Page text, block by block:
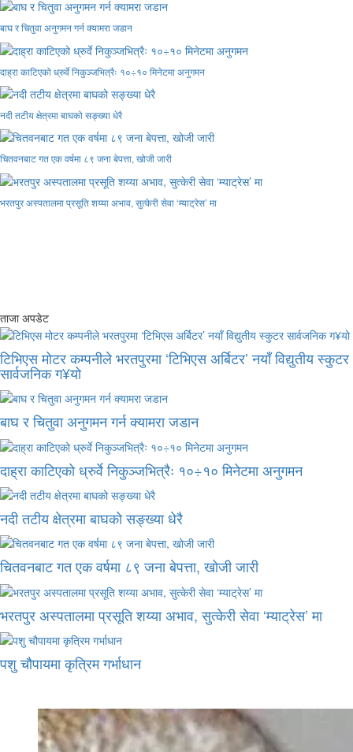
बाघ र चितुवा अनुगमन गर्न क्यामरा जडान
दाह्रा काटिएको ध्रुर्वे निकुञ्जभित्रैः १०÷१० मिनेटमा अनुगमन
नदी तटीय क्षेत्रमा बाघको सङ्ख्या धेरै
चितवनबाट गत एक वर्षमा ८९ जना बेपत्ता, खोजी जारी
भरतपुर अस्पतालमा प्रसूति शय्या अभाव, सुत्केरी सेवा ‘म्याट्रेस’ मा
ताजा अपडेट
टिभिएस मोटर कम्पनीले भरतपुरमा ‘टिभिएस अर्बिटर’ नयाँ विद्युतीय स्कुटर
सार्वजनिक ग¥यो
बाघ र चितुवा अनुगमन गर्न क्यामरा जडान
दाह्रा काटिएको ध्रुर्वे निकुञ्जभित्रैः १०÷१० मिनेटमा अनुगमन
नदी तटीय क्षेत्रमा बाघको सङ्ख्या धेरै
चितवनबाट गत एक वर्षमा ८९ जना बेपत्ता, खोजी जारी
भरतपुर अस्पतालमा प्रसूति शय्या अभाव, सुत्केरी सेवा ‘म्याट्रेस’ मा
पशु चौपायमा कृत्रिम गर्भाधान